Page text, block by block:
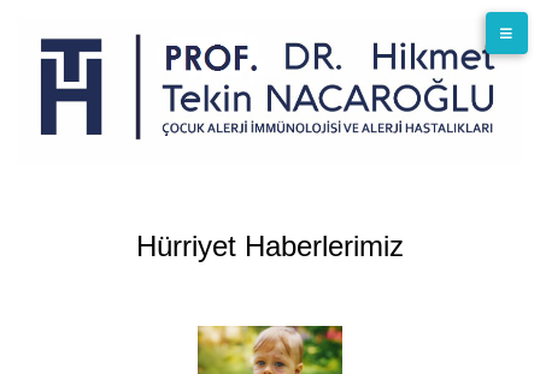
Hürriyet Haberlerimiz